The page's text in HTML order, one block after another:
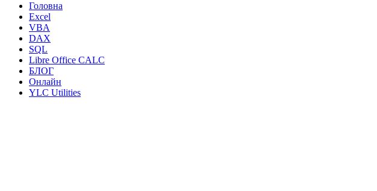
Головна
Excel
VBA
DAX
SQL
Libre Office CALC
БЛОГ
Онлайн
YLC Utilities